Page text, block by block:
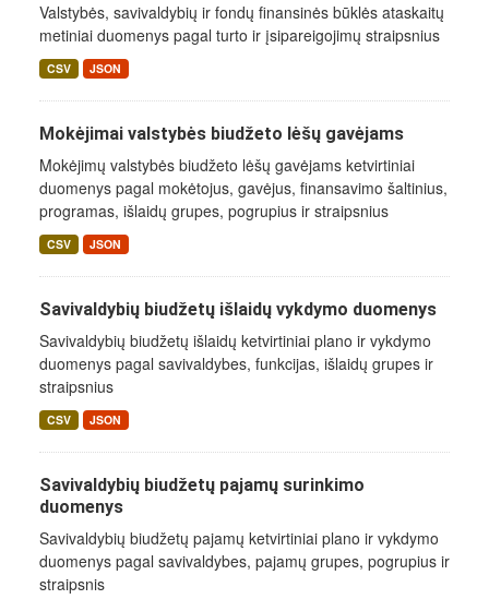
Valstybės, savivaldybių ir fondų finansinės būklės ataskaitų
metiniai duomenys pagal turto ir įsipareigojimų straipsnius
CSV JSON
Mokėjimai valstybės biudžeto lėšų gavėjams
Mokėjimų valstybės biudžeto lėšų gavėjams ketvirtiniai
duomenys pagal mokėtojus, gavėjus, finansavimo šaltinius,
programas, išlaidų grupes, pogrupius ir straipsnius
CSV JSON
Savivaldybių biudžetų išlaidų vykdymo duomenys
Savivaldybių biudžetų išlaidų ketvirtiniai plano ir vykdymo
duomenys pagal savivaldybes, funkcijas, išlaidų grupes ir
straipsnius
CSV JSON
Savivaldybių biudžetų pajamų surinkimo
duomenys
Savivaldybių biudžetų pajamų ketvirtiniai plano ir vykdymo
duomenys pagal savivaldybes, pajamų grupes, pogrupius ir
straipsnis